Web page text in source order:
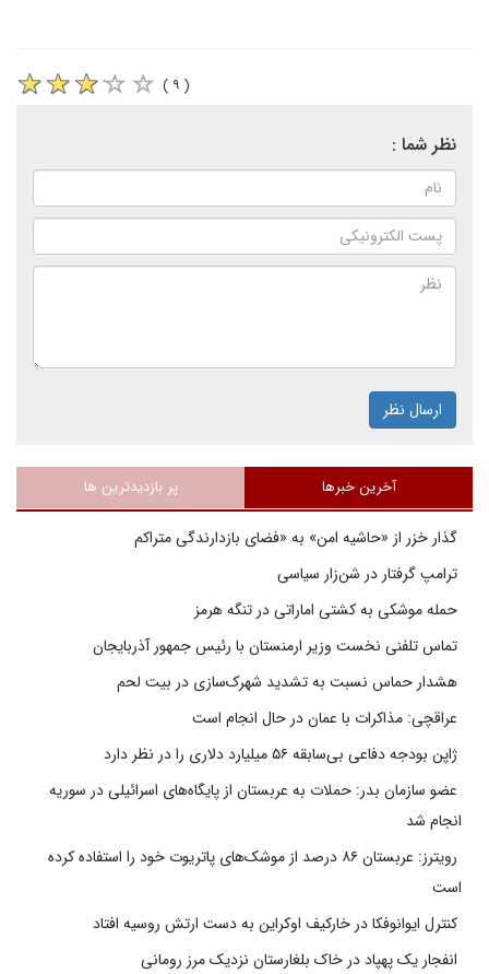
( ۹ )
نظر شما :
ارسال نظر
آخرین خبرها پر بازدیدترین ها
گذار خزر از «حاشیه امن» به «فضای بازدارندگی متراکم
ترامپ گرفتار در شن‌زار سیاسی
حمله موشکی به کشتی اماراتی در تنگه هرمز
تماس تلفنی نخست وزیر ارمنستان با رئیس جمهور آذربایجان
هشدار حماس نسبت به تشدید شهرک‌سازی در بیت‌ لحم
عراقچی: مذاکرات با عمان در حال انجام است
ژاپن بودجه دفاعی بی‌سابقه ۵۶ میلیارد دلاری را در نظر دارد
عضو سازمان بدر: حملات به عربستان از پایگاه‌های اسرائیلی در سوریه
انجام شد
رویترز: عربستان ۸۶ درصد از موشک‌های پاتریوت خود را استفاده کرده
است
کنترل ایوانوفکا در خارکیف اوکراین به دست ارتش روسیه افتاد
انفجار یک پهپاد در خاک بلغارستان نزدیک مرز رومانی